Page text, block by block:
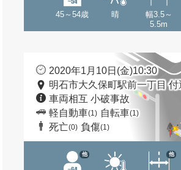
45～54歳 晴
幅3.5～
5.5m
2020年1月10日(金)10:30
明石市大久保町駅前一丁目 付
車両相互 小破事故
軽自動車(1) 自転車(1)
死亡(0) 負傷(1)
他 他